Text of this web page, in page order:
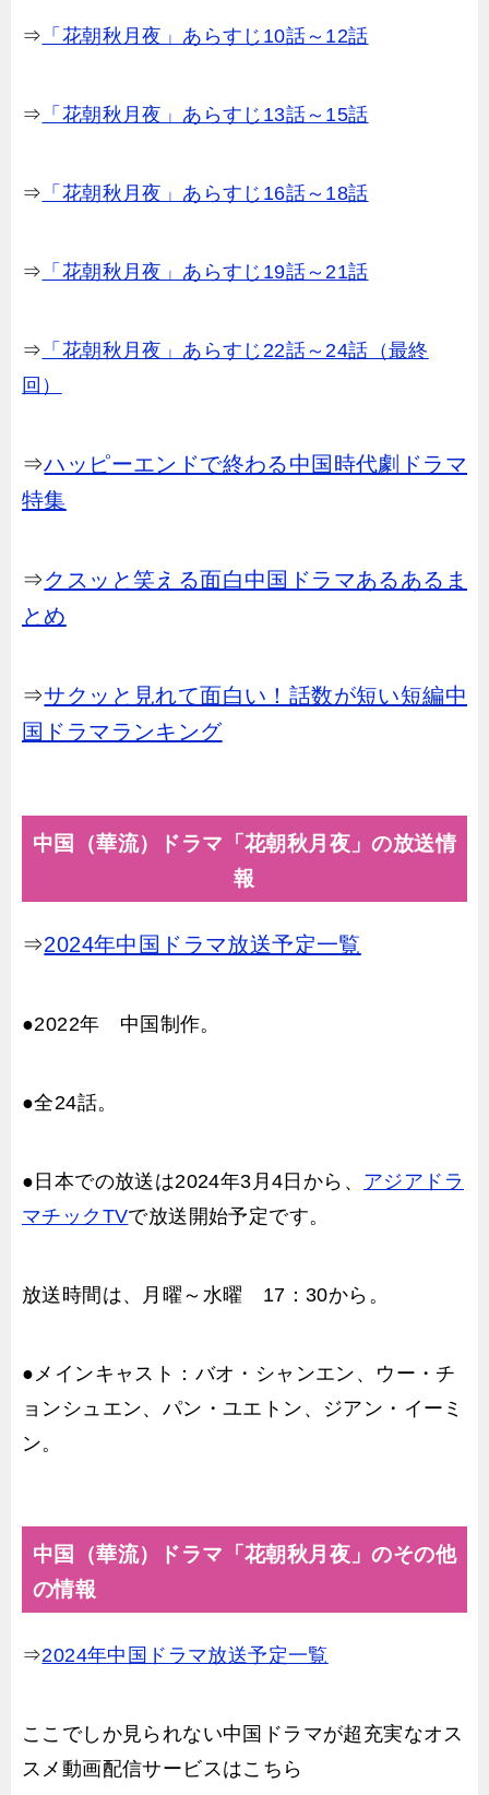
⇒ 「花朝秋月夜」あらすじ10話～12話
⇒ 「花朝秋月夜」あらすじ13話～15話
⇒ 「花朝秋月夜」あらすじ16話～18話
⇒ 「花朝秋月夜」あらすじ19話～21話
⇒ 「花朝秋月夜」あらすじ22話～24話（最終
回）
⇒ハッピーエンドで終わる中国時代劇ドラマ
特集
⇒クスッと笑える面白中国ドラマあるあるま
とめ
⇒サクッと見れて面白い！話数が短い短編中
国ドラマランキング
中国（華流）ドラマ「花朝秋月夜」の放送情
報
⇒2024年中国ドラマ放送予定一覧
●2022年 中国制作。
●全24話。
●日本での放送は2024年3月4日から、 アジアドラ
マチックTVで放送開始予定です。
放送時間は、月曜～水曜 17：30から。
●メインキャスト：バオ・シャンエン、ウー・チ
ョンシュエン、パン・ユエトン、ジアン・イーミ
ン。
中国（華流）ドラマ「花朝秋月夜」のその他
の情報
⇒2024年中国ドラマ放送予定一覧
ここでしか見られない中国ドラマが超充実なオス
スメ動画配信サービスはこちら